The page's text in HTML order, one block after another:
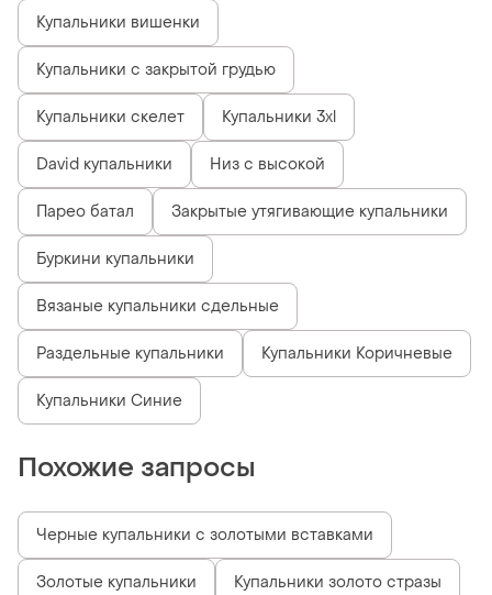
Купальники вишенки
Купальники с закрытой грудью
Купальники скелет Купальники 3xl
David купальники Низ с высокой
Парео батал Закрытые утягивающие купальники
Буркини купальники
Вязаные купальники сдельные
Раздельные купальники Купальники Коричневые
Купальники Синие
Похожие запросы
Черные купальники с золотыми вставками
Золотые купальники Купальники золото стразы